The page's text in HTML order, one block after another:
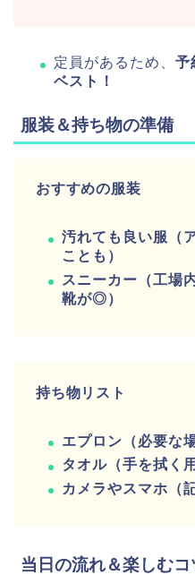
定員があるため、 予
ベスト！
服装＆持ち物の準備
おすすめの服装
汚れても良い服（
ことも）
スニーカー（工場
靴が◎）
持ち物リスト
エプロン（必要な
タオル（手を拭く用
カメラやスマホ（
当日の流れ＆楽しむコ